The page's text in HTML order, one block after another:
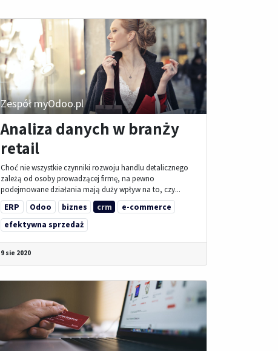
Zespół myOdoo.pl
Analiza danych w branży
retail
Choć nie wszystkie czynniki rozwoju handlu detalicznego
zależą od osoby prowadzącej firmę, na pewno
podejmowane działania mają duży wpływ na to, czy...
ERP
Odoo biznes crm
e-commerce
efektywna sprzedaż
9 sie 2020